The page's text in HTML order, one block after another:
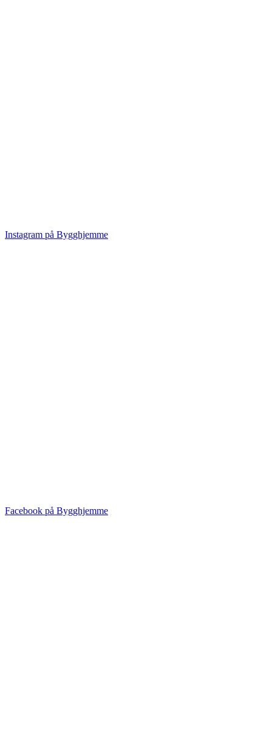
Instagram på Bygghjemme
Facebook på Bygghjemme